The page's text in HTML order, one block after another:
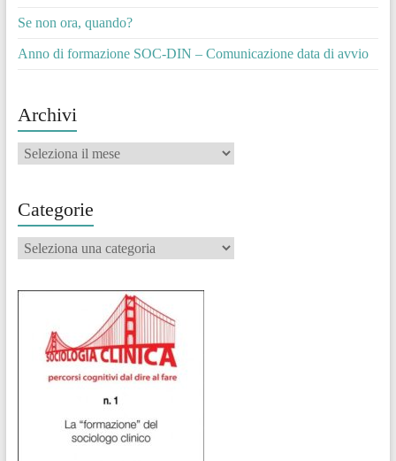
Se non ora, quando?
Anno di formazione SOC-DIN – Comunicazione data di avvio
Archivi
Archivi
Categorie
Categorie